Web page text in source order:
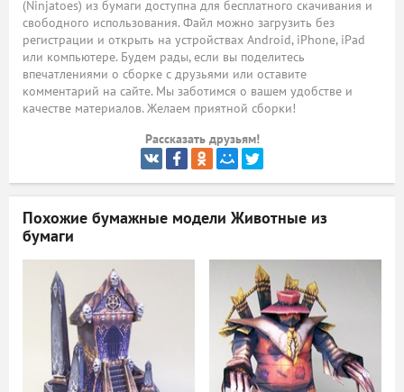
(Ninjatoes) из бумаги доступна для бесплатного скачивания и
свободного использования. Файл можно загрузить без
регистрации и открыть на устройствах Android, iPhone, iPad
или компьютере. Будем рады, если вы поделитесь
впечатлениями о сборке с друзьями или оставите
комментарий на сайте. Мы заботимся о вашем удобстве и
качестве материалов. Желаем приятной сборки!
Рассказать друзьям!
Похожие бумажные модели Животные из
бумаги